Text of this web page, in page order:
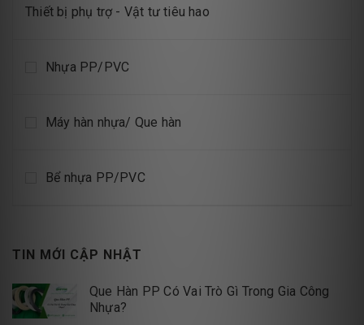
Thiết bị phụ trợ - Vật tư tiêu hao
Nhựa PP/PVC
Máy hàn nhựa/ Que hàn
Bể nhựa PP/PVC
TIN MỚI CẬP NHẬT
Que Hàn PP Có Vai Trò Gì Trong Gia Công
Nhựa?